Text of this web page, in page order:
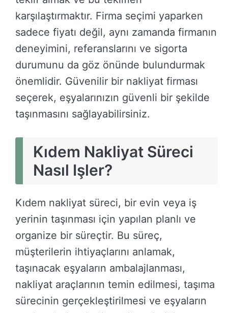
karşılaştırmaktır. Firma seçimi yaparken
sadece fiyatı değil, aynı zamanda firmanın
deneyimini, referanslarını ve sigorta
durumunu da göz önünde bulundurmak
önemlidir. Güvenilir bir nakliyat firması
seçerek, eşyalarınızın güvenli bir şekilde
taşınmasını sağlayabilirsiniz.
Kıdem Nakliyat Süreci
Nasıl Işler?
Kıdem nakliyat süreci, bir evin veya iş
yerinin taşınması için yapılan planlı ve
organize bir süreçtir. Bu süreç,
müşterilerin ihtiyaçlarını anlamak,
taşınacak eşyaların ambalajlanması,
nakliyat araçlarının temin edilmesi, taşıma
sürecinin gerçekleştirilmesi ve eşyaların